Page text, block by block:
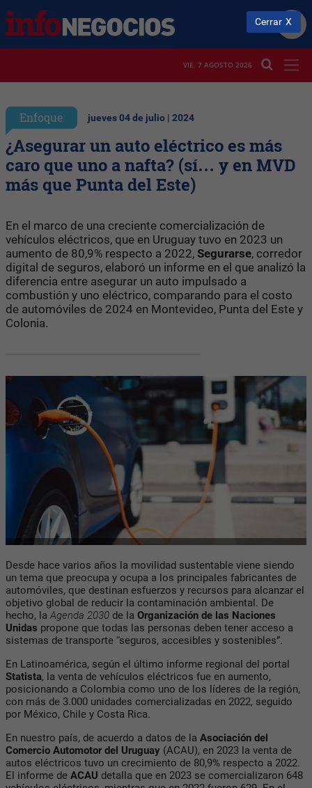
VIE. 7 AGOSTO 2026
Enfoque jueves 04 de julio | 2024
¿Asegurar un auto eléctrico es más
caro que uno a nafta? (sí… y en MVD
más que Punta del Este)
En el marco de una creciente comercialización de
vehículos eléctricos, que en Uruguay tuvo en 2023 un
aumento de 80,9% respecto a 2022, Segurarse, corredor
digital de seguros, elaboró un informe en el que analizó la
diferencia entre asegurar un auto impulsado a
combustión y uno eléctrico, comparando para el costo
de automóviles de 2024 en Montevideo, Punta del Este y
Colonia.
Desde hace varios años la movilidad sustentable viene siendo
un tema que preocupa y ocupa a los principales fabricantes de
automóviles, que destinan esfuerzos y recursos para alcanzar el
objetivo global de reducir la contaminación ambiental. De
hecho, la Agenda 2030 de la Organización de las Naciones
Unidas propone que todas las personas deben tener acceso a
sistemas de transporte “seguros, accesibles y sostenibles”.
En Latinoamérica, según el último informe regional del portal
Statista, la venta de vehículos eléctricos fue en aumento,
posicionando a Colombia como uno de los líderes de la región,
con más de 3.000 unidades comercializadas en 2022, seguido
por México, Chile y Costa Rica.
En nuestro país, de acuerdo a datos de la Asociación del
Comercio Automotor del Uruguay (ACAU), en 2023 la venta de
autos eléctricos tuvo un crecimiento de 80,9% respecto a 2022.
El informe de ACAU detalla que en 2023 se comercializaron 648
Cerrar